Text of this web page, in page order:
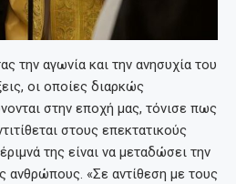
την αγωνία και την ανησυχία του
οι οποίες διαρκώς
στην εποχή μας, τόνισε πως
στους επεκτατικούς
της είναι να μεταδώσει την
ανθρώπους. «Σε αντίθεση με τους